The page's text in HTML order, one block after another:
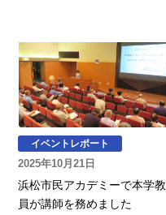
イベントレポート
2025年10月21日
浜松市民アカデミーで本学教
員が講師を務めました